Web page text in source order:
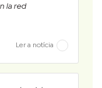
la red
Ler a notícia